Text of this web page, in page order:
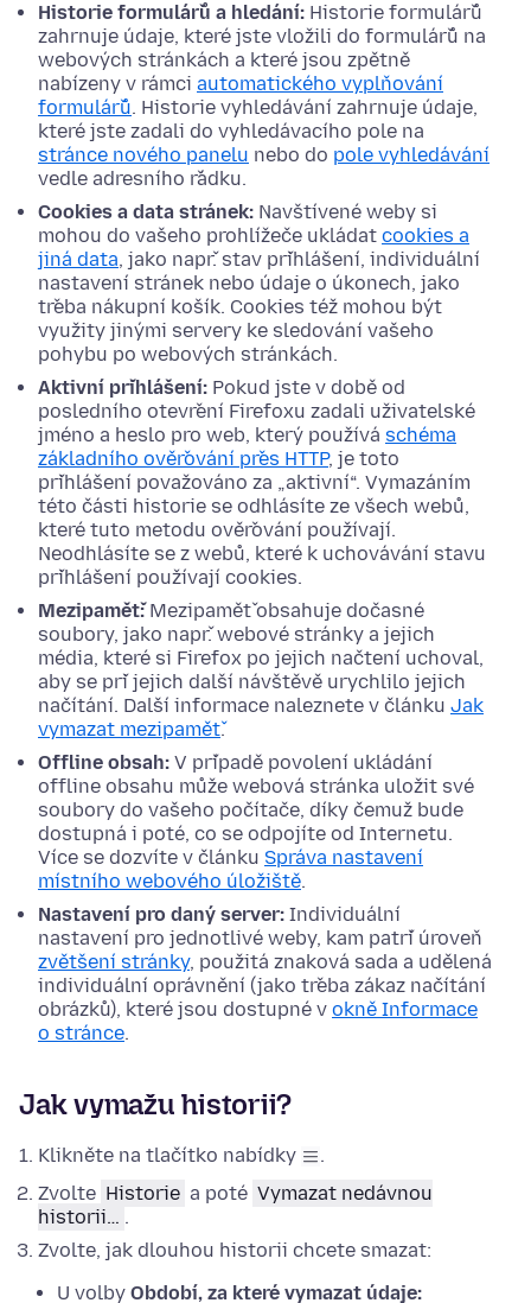
Historie formulářů a hledání: Historie formulářů
zahrnuje údaje, které jste vložili do formulářů na
webových stránkách a které jsou zpětně
nabízeny v rámci automatického vyplňování
formulářů. Historie vyhledávání zahrnuje údaje,
které jste zadali do vyhledávacího pole na
stránce nového panelu nebo do pole vyhledávání
vedle adresního řádku.
Cookies a data stránek: Navštívené weby si
mohou do vašeho prohlížeče ukládat cookies a
jiná data, jako např. stav přihlášení, individuální
nastavení stránek nebo údaje o úkonech, jako
třeba nákupní košík. Cookies též mohou být
využity jinými servery ke sledování vašeho
pohybu po webových stránkách.
Aktivní přihlášení: Pokud jste v době od
posledního otevření Firefoxu zadali uživatelské
jméno a heslo pro web, který používá schéma
základního ověřování přes HTTP, je toto
přihlášení považováno za „aktivní“. Vymazáním
této části historie se odhlásíte ze všech webů,
které tuto metodu ověřování používají.
Neodhlásíte se z webů, které k uchovávání stavu
přihlášení používají cookies.
Mezipaměť:Mezipaměť obsahuje dočasné
soubory, jako např. webové stránky a jejich
média, které si Firefox po jejich načtení uchoval,
aby se při jejich další návštěvě urychlilo jejich
načítání. Další informace naleznete v článku Jak
vymazat mezipaměť.
Offline obsah: V případě povolení ukládání
offline obsahu může webová stránka uložit své
soubory do vašeho počítače, díky čemuž bude
dostupná i poté, co se odpojíte od Internetu.
Více se dozvíte v článku Správa nastavení
místního webového úložiště.
Nastavení pro daný server: Individuální
nastavení pro jednotlivé weby, kam patří úroveň
zvětšení stránky, použitá znaková sada a udělená
individuální oprávnění (jako třeba zákaz načítání
obrázků), které jsou dostupné v okně Informace
o stránce.
Jak vymažu historii?
Klikněte na tlačítko nabídky
.
Zvolte Historie a poté Vymazat nedávnou
historii… .
Zvolte, jak dlouhou historii chcete smazat:
U volby Období, za které vymazat údaje: